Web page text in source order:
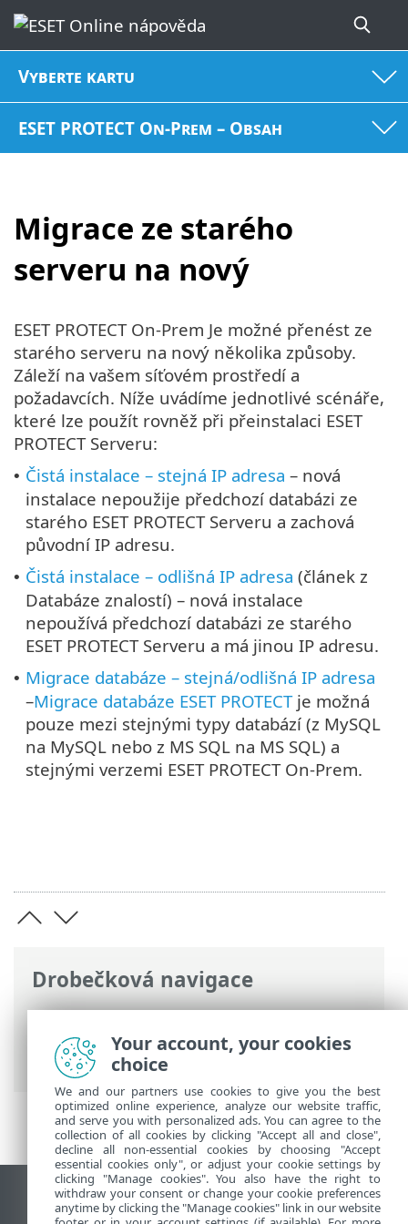
Vyberte kartu
ESET PROTECT On-Prem – Obsah
Migrace ze starého
serveru na nový
Drobečková navigace
ESET Online nápověda>ESET PROTECT
On-Prem
>Přeinstalace a migrace>
Migrace ze starého serveru na nový
ESET PROTECT On-Prem Je možné přenést ze
starého serveru na nový několika způsoby.
Záleží na vašem síťovém prostředí a
požadavcích. Níže uvádíme jednotlivé scénáře,
které lze použít rovněž při přeinstalaci ESET
PROTECT Serveru:
• Čistá instalace – stejná IP adresa – nová
instalace nepoužije předchozí databázi ze
starého ESET PROTECT Serveru a zachová
původní IP adresu.
• Čistá instalace – odlišná IP adresa (článek z
Databáze znalostí) – nová instalace
nepoužívá předchozí databázi ze starého
ESET PROTECT Serveru a má jinou IP adresu.
• Migrace databáze – stejná/odlišná IP adresa
–Migrace databáze ESET PROTECTje možná
pouze mezi stejnými typy databází (z MySQL
na MySQL nebo z MS SQL na MS SQL) a
stejnými verzemi ESET PROTECT On-Prem.
Zobrazit verzi pro počítač
Your account, your cookies
choice
We and our partners use cookies to give you the best
optimized online experience, analyze our website traffic,
and serve you with personalized ads. You can agree to the
collection of all cookies by clicking "Accept all and close",
decline all non-essential cookies by choosing "Accept
essential cookies only", or adjust your cookie settings by
clicking "Manage cookies". You also have the right to
withdraw your consent or change your cookie preferences
anytime by clicking the "Manage cookies" link in our website